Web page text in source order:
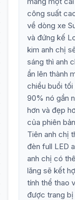
công suất
về dòng xe
và đứng kế
kim anh chị
sáng thì anh
ẩn lên thành
chiều buổi tối
90% nó gần
hơn và đẹp
của phiên
Tiên anh chị
đèn full LED
anh chị có
lăng sẽ kết
tính thể thao
được trang bị